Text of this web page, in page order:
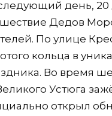
день,
Дедов
По улице
кольца в
Во время
Устюга
открыл